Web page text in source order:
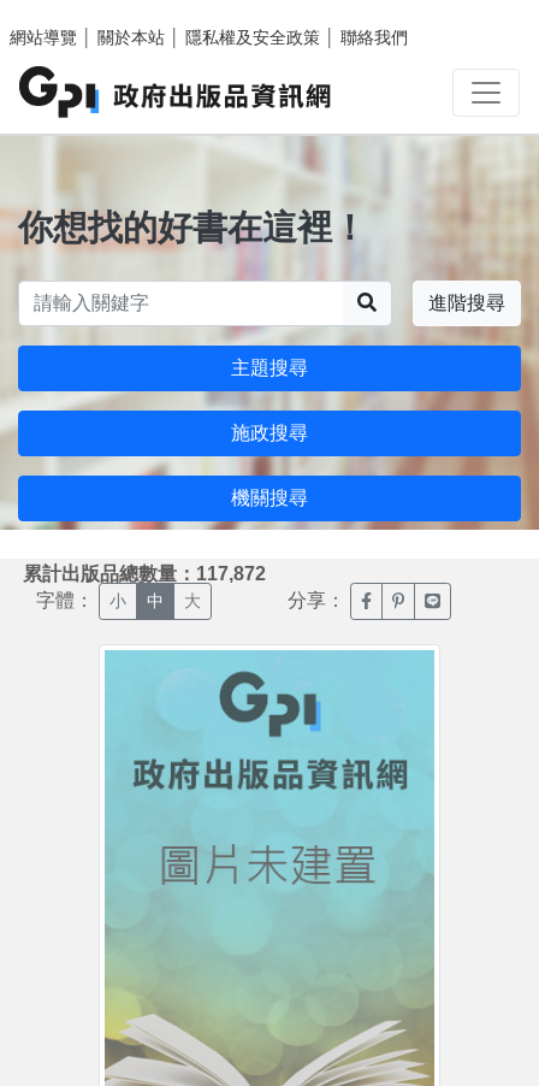
網站導覽
關於本站 隱私權及安全政策 聯絡我們
你想找的好書在這裡！
進階搜尋
主題搜尋
施政搜尋
機關搜尋
累計出版品總數量：117,872
字體： 小 中 大 分享： 臉書分享(另開新視窗)
噗浪分享(另開新
Line分享(另